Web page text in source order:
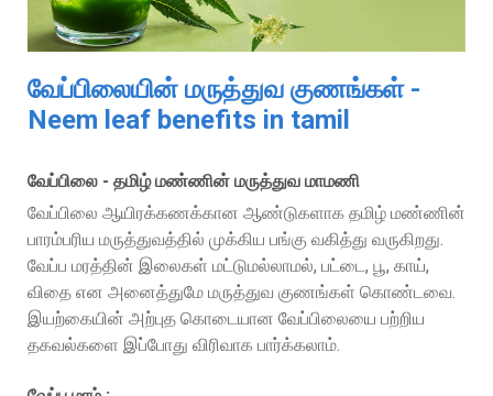
வேப்பிலையின் மருத்துவ குணங்கள் -
Neem leaf benefits in tamil
வேப்பிலை - தமிழ் மண்ணின் மருத்துவ மாமணி
வேப்பிலை ஆயிரக்கணக்கான ஆண்டுகளாக தமிழ் மண்ணின்
பாரம்பரிய மருத்துவத்தில் முக்கிய பங்கு வகித்து வருகிறது.
வேப்ப மரத்தின் இலைகள் மட்டுமல்லாமல், பட்டை, பூ, காய்,
விதை என அனைத்துமே மருத்துவ குணங்கள் கொண்டவை.
இயற்கையின் அற்புத கொடையான வேப்பிலையை பற்றிய
தகவல்களை இப்போது விரிவாக பார்க்கலாம்.